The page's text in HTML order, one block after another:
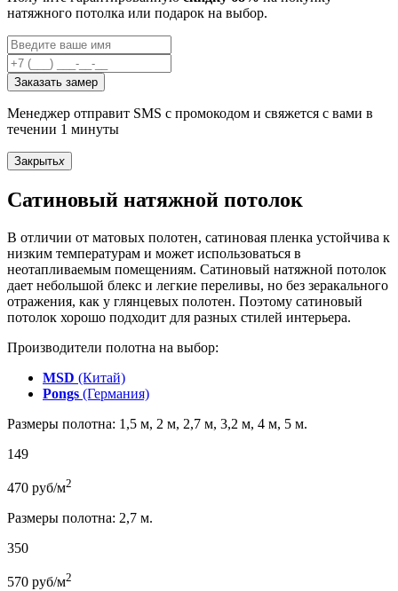
натяжного потолка или подарок на выбор.
Заказать замер
Менеджер отправит SMS с промокодом и свяжется с вами в
течении 1 минуты
Закрытьx
Сатиновый натяжной потолок
В отличии от матовых полотен, сатиновая пленка устойчива к
низким температурам и может использоваться в
неотапливаемым помещениям. Сатиновый натяжной потолок
дает небольшой блекс и легкие переливы, но без зеракального
отражения, как у глянцевых полотен. Поэтому сатиновый
потолок хорошо подходит для разных стилей интерьера.
Производители полотна на выбор:
MSD (Китай)
Pongs (Германия)
Размеры полотна: 1,5 м, 2 м, 2,7 м, 3,2 м, 4 м, 5 м.
149
470 руб/м2
Размеры полотна: 2,7 м.
350
570 руб/м2